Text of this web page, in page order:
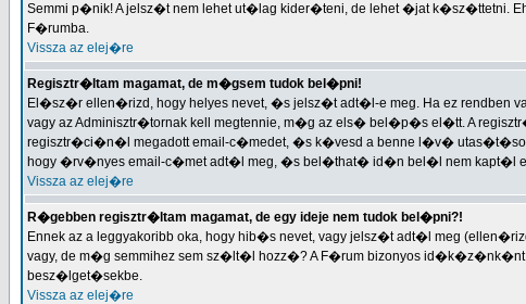
Semmi p�nik! A jelsz�t nem lehet ut�lag kider�teni, de lehet �jat k�sz�ttetni.
F�rumba.
Vissza az elej�re
Regisztr�ltam magamat, de m�gsem tudok bel�pni!
El�sz�r ellen�rizd, hogy helyes nevet, �s jelsz�t adt�l-e meg. Ha ez rendben
vagy az Adminisztr�tornak kell megtennie, m�g az els� bel�p�s el�tt. A
regisztr�ci�n�l megadott email-c�medet, �s k�vesd a benne l�v�
hogy �rv�nyes email-c�met adt�l meg, �s bel�that� id�n bel�l nem kapt�l
Vissza az elej�re
R�gebben regisztr�ltam magamat, de egy ideje nem tudok bel�pni?!
Ennek az a leggyakoribb oka, hogy hib�s nevet, vagy jelsz�t adt�l meg
vagy, de m�g semmihez sem sz�lt�l hozz�? A F�rum bizonyos
besz�lget�sekbe.
Vissza az elej�re